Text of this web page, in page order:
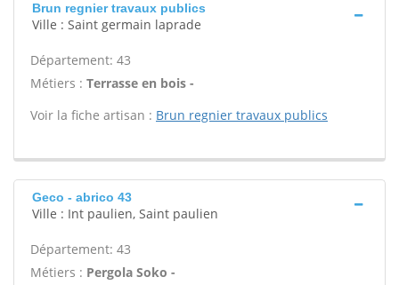
Brun regnier travaux publics
Ville : Saint germain laprade
Département: 43
Métiers : Terrasse en bois -
Voir la fiche artisan : Brun regnier travaux publics
Geco - abrico 43
Ville : Int paulien, Saint paulien
Département: 43
Métiers : Pergola Soko -